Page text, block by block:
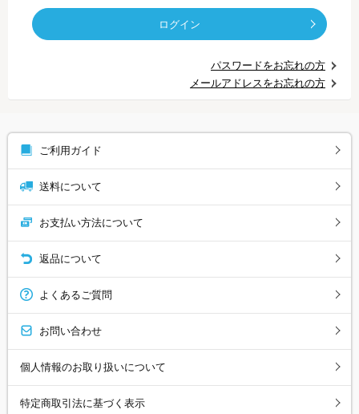
ログイン
パスワードをお忘れの方
メールアドレスをお忘れの方
ご利用ガイド
送料について
お支払い方法について
返品について
よくあるご質問
お問い合わせ
個人情報のお取り扱いについて
特定商取引法に基づく表示